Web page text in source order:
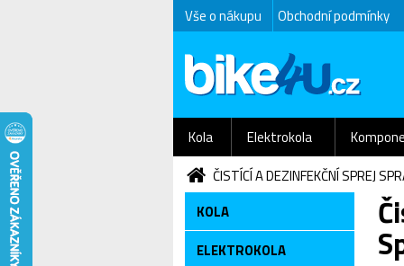
Vše o nákupu Obchodní podmínky
Kola Elektrokola
ČISTÍCÍ A DEZINFEKČNÍ SPREJ
KOLA
ELEKTROKOLA